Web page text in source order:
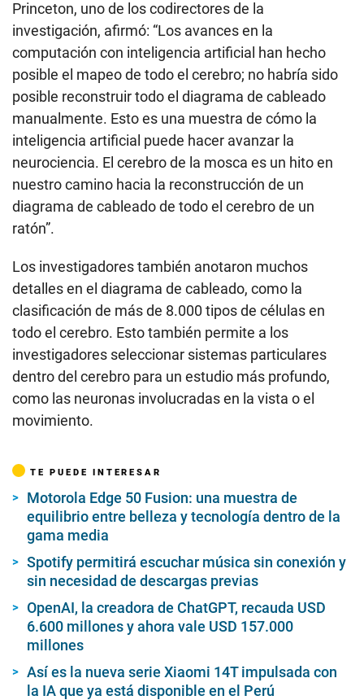
Princeton, uno de los codirectores de la
investigación, afirmó: “Los avances en la
computación con inteligencia artificial han hecho
posible el mapeo de todo el cerebro; no habría sido
posible reconstruir todo el diagrama de cableado
manualmente. Esto es una muestra de cómo la
inteligencia artificial puede hacer avanzar la
neurociencia. El cerebro de la mosca es un hito en
nuestro camino hacia la reconstrucción de un
diagrama de cableado de todo el cerebro de un
ratón”.
Los investigadores también anotaron muchos
detalles en el diagrama de cableado, como la
clasificación de más de 8.000 tipos de células en
todo el cerebro. Esto también permite a los
investigadores seleccionar sistemas particulares
dentro del cerebro para un estudio más profundo,
como las neuronas involucradas en la vista o el
movimiento.
TE PUEDE INTERESAR
Motorola Edge 50 Fusion: una muestra de
equilibrio entre belleza y tecnología dentro de la
gama media
Spotify permitirá escuchar música sin conexión y
sin necesidad de descargas previas
OpenAI, la creadora de ChatGPT, recauda USD
6.600 millones y ahora vale USD 157.000
millones
Así es la nueva serie Xiaomi 14T impulsada con
la IA que ya está disponible en el Perú